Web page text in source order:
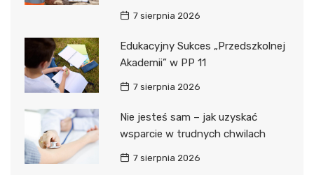
7 sierpnia 2026
Edukacyjny Sukces „Przedszkolnej
Akademii” w PP 11
7 sierpnia 2026
Nie jesteś sam – jak uzyskać
wsparcie w trudnych chwilach
7 sierpnia 2026